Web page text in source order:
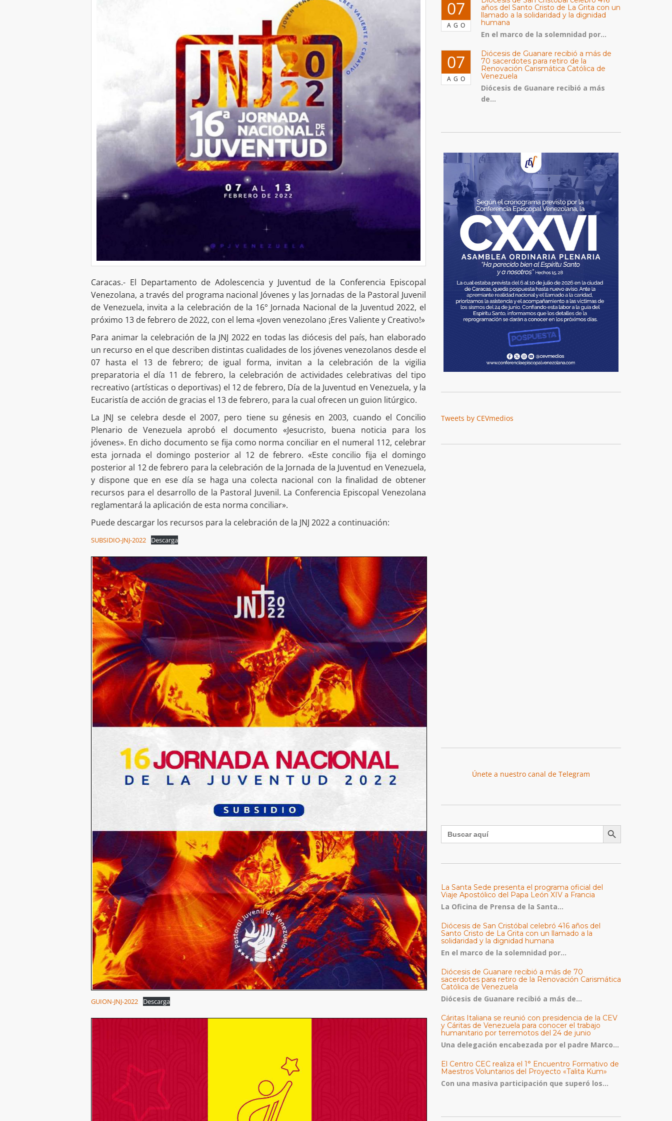
Caracas.- El Departamento de Adolescencia y Juventud de la Conferencia Episcopal
Venezolana, a través del programa nacional Jóvenes y las Jornadas de la Pastoral Juvenil
de Venezuela, invita a la celebración de la 16° Jornada Nacional de la Juventud 2022, el
próximo 13 de febrero de 2022, con el lema «Joven venezolano ¡Eres Valiente y Creativo!»
Para animar la celebración de la JNJ 2022 en todas las diócesis del país, han elaborado
un recurso en el que describen distintas cualidades de los jóvenes venezolanos desde el
07 hasta el 13 de febrero; de igual forma, invitan a la celebración de la vigilia
preparatoria el día 11 de febrero, la celebración de actividades celebrativas del tipo
recreativo (artísticas o deportivas) el 12 de febrero, Día de la Juventud en Venezuela, y la
Eucaristía de acción de gracias el 13 de febrero, para la cual ofrecen un guion litúrgico.
La JNJ se celebra desde el 2007, pero tiene su génesis en 2003, cuando el Concilio
Plenario de Venezuela aprobó el documento «Jesucristo, buena noticia para los
jóvenes». En dicho documento se fija como norma conciliar en el numeral 112, celebrar
esta jornada el domingo posterior al 12 de febrero. «Este concilio fija el domingo
posterior al 12 de febrero para la celebración de la Jornada de la Juventud en Venezuela,
y dispone que en ese día se haga una colecta nacional con la finalidad de obtener
recursos para el desarrollo de la Pastoral Juvenil. La Conferencia Episcopal Venezolana
reglamentará la aplicación de esta norma conciliar».
Puede descargar los recursos para la celebración de la JNJ 2022 a continuación:
SUBSIDIO-JNJ-2022 Descarga
GUION-JNJ-2022 Descarga
07
AGO
años del Santo Cristo de La Grita con un
llamado a la solidaridad y la dignidad
humana
En el marco de la solemnidad por...
07
AGO
Diócesis de Guanare recibió a más de
70 sacerdotes para retiro de la
Renovación Carismática Católica de
Venezuela
Diócesis de Guanare recibió a más
de...
Tweets by CEVmedios
Únete a nuestro canal de Telegram
Buscar: Botón de búsqueda
La Santa Sede presenta el programa oficial del
Viaje Apostólico del Papa León XIV a Francia
La Oficina de Prensa de la Santa...
Diócesis de San Cristóbal celebró 416 años del
Santo Cristo de La Grita con un llamado a la
solidaridad y la dignidad humana
En el marco de la solemnidad por...
Diócesis de Guanare recibió a más de 70
sacerdotes para retiro de la Renovación Carismática
Católica de Venezuela
Diócesis de Guanare recibió a más de...
Cáritas Italiana se reunió con presidencia de la CEV
y Cáritas de Venezuela para conocer el trabajo
humanitario por terremotos del 24 de junio
Una delegación encabezada por el padre Marco...
El Centro CEC realiza el 1° Encuentro Formativo de
Maestros Voluntarios del Proyecto «Talita Kum»
Con una masiva participación que superó los...